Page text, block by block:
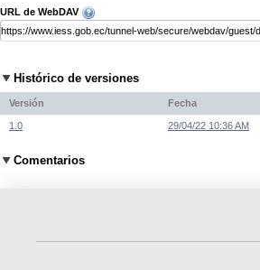
URL de WebDAV
Histórico de versiones
Versión Fecha
1.0 29/04/22 10:36 AM
Comentarios